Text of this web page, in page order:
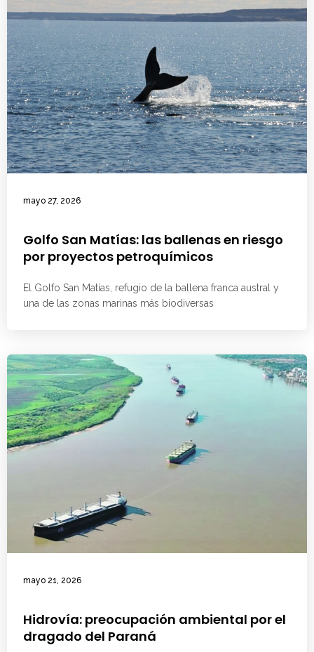
mayo 27, 2026
Golfo San Matías: las ballenas en riesgo
por proyectos petroquímicos
El Golfo San Matías, refugio de la ballena franca austral y
una de las zonas marinas más biodiversas
mayo 21, 2026
Hidrovía: preocupación ambiental por el
dragado del Paraná